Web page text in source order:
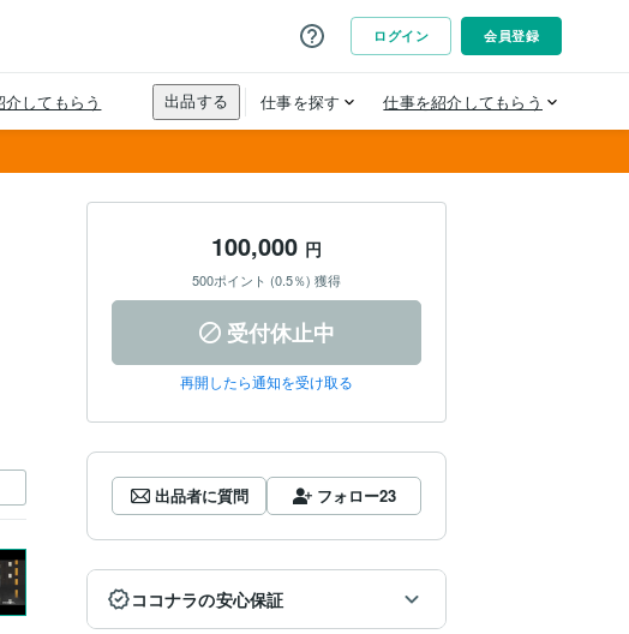
100,000 円
500ポイント (0.5％) 獲得
受付休止中
再開したら通知を受け取る
出品者に質問 フォロー23
ココナラの安心保証